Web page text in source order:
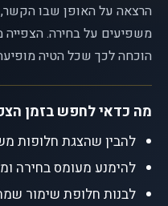
הרצאה על האופן שבו הקשר,
משפיעים על בחירה. הצפייה
הוכחה לכך שכל הטיה
מה כדאי לחפש בזמן
להבין שהצגת חלופות
להימנע מעומס בחירה
לבנות חלופת שימור